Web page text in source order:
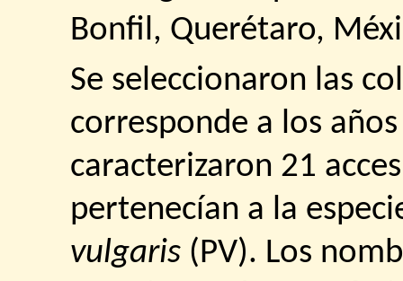
Bonfil, Querétaro,
Se seleccionaron las
corresponde a los
caracterizaron 21
pertenecían a la
vulgaris (PV). Los